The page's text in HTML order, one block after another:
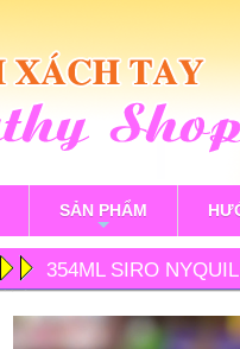
+
SẢN PHẨM
354ML SIRO